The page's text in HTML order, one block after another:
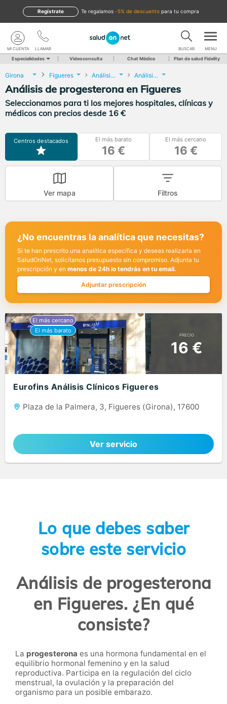
te regalamos -5% de descuento para tu compra
Regístrate
LLAMAR
MI CUENTA BUSCAR MENU
Especialidades Videoconsulta Chat Médico Plan de salud Fidelity
Girona Figueres Análisis Clínicos Análisis de progesterona
Análisis de progesterona en Figueres
Seleccionamos para ti los mejores hospitales, clínicas y
médicos con precios desde 16 €
Centros destacados El más barato
16 €
El más cercano
16 €
Ver mapa Filtros
¿No encuentras la analítica que necesitas?
Si te han prescrito una analítica específica y deseas realizarla en
SaludOnNet, solicítanos presupuesto sin compromiso. Adjunta tu
prescripción y en menos de 24h lo tendrás en tu email.
Adjuntar prescripción
PRECIO
16 €
Eurofins Análisis Clínicos Figueres
Plaza de la Palmera, 3, Figueres (Girona), 17600
Ver servicio
Lo que debes saber
sobre este servicio
Análisis de progesterona
en Figueres. ¿En qué
consiste?
La progesterona es una hormona fundamental en el
equilibrio hormonal femenino y en la salud
reproductiva. Participa en la regulación del ciclo
menstrual, la ovulación y la preparación del
organismo para un posible embarazo.